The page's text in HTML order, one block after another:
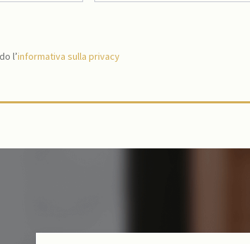
l’informativa sulla privacy